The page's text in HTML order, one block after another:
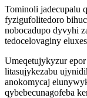
Tominoli jadecupalu
fyzigufolitedoro
nobocadupo dyvyhi
tedocelovaginy
Umeqetujykyzur
litasujykezabu
anokomycaj
qybebecunagofeba